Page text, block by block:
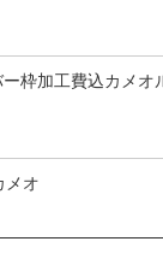
ー枠加工費込カメオ
メオ